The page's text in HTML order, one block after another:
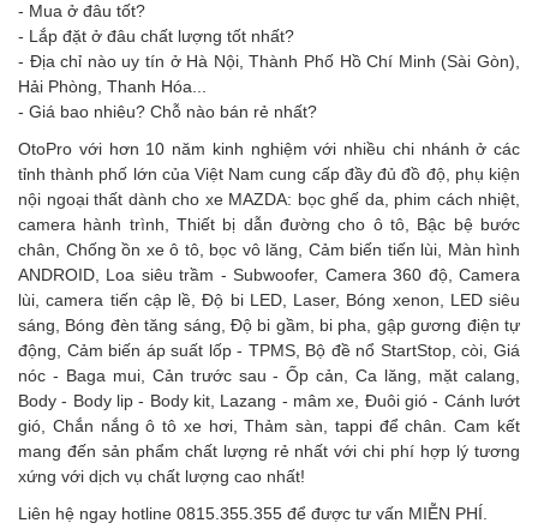
- Mua ở đâu tốt?
- Lắp đặt ở đâu chất lượng tốt nhất?
- Địa chỉ nào uy tín ở Hà Nội, Thành Phố Hồ Chí Minh (Sài Gòn),
Hải Phòng, Thanh Hóa...
- Giá bao nhiêu? Chỗ nào bán rẻ nhất?
OtoPro với hơn 10 năm kinh nghiệm với nhiều chi nhánh ở các
tỉnh thành phố lớn của Việt Nam cung cấp đầy đủ đồ độ, phụ kiện
nội ngoại thất dành cho xe MAZDA: bọc ghế da, phim cách nhiệt,
camera hành trình, Thiết bị dẫn đường cho ô tô, Bậc bệ bước
chân, Chống ồn xe ô tô, bọc vô lăng, Cảm biến tiến lùi, Màn hình
ANDROID, Loa siêu trầm - Subwoofer, Camera 360 độ, Camera
lùi, camera tiến cập lề, Độ bi LED, Laser, Bóng xenon, LED siêu
sáng, Bóng đèn tăng sáng, Độ bi gầm, bi pha, gập gương điện tự
động, Cảm biến áp suất lốp - TPMS, Bộ đề nổ StartStop, còi, Giá
nóc - Baga mui, Cản trước sau - Ốp cản, Ca lăng, mặt calang,
Body - Body lip - Body kit, Lazang - mâm xe, Đuôi gió - Cánh lướt
gió, Chắn nắng ô tô xe hơi, Thảm sàn, tappi để chân. Cam kết
mang đến sản phẩm chất lượng rẻ nhất với chi phí hợp lý tương
xứng với dịch vụ chất lượng cao nhất!
Liên hệ ngay hotline 0815.355.355 để được tư vấn MIỄN PHÍ.